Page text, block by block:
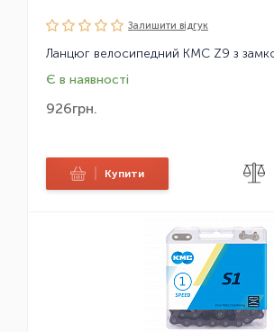
Залишити вiдгук
Є в наявності
926грн.
Купити